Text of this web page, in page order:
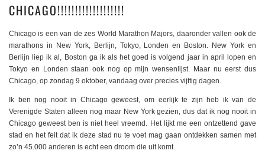
CHICAGO!!!!!!!!!!!!!!!!!!!
Chicago is een van de zes World Marathon Majors, daaronder vallen ook de
marathons in New York, Berlijn, Tokyo, Londen en Boston. New York en
Berlijn liep ik al, Boston ga ik als het goed is volgend jaar in april lopen en
Tokyo en Londen staan ook nog op mijn wensenlijst. Maar nu eerst dus
Chicago, op zondag 9 oktober, vandaag over precies vijftig dagen.
Ik ben nog nooit in Chicago geweest, om eerlijk te zijn heb ik van de
Verenigde Staten alleen nog maar New York gezien, dus dat ik nog nooit in
Chicago geweest ben is niet heel vreemd. Het lijkt me een ontzettend gave
stad en het feit dat ik deze stad nu te voet mag gaan ontdekken samen met
zo’n 45.000 anderen is echt een droom die uit komt.